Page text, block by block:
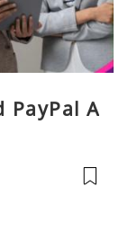
PayPal A